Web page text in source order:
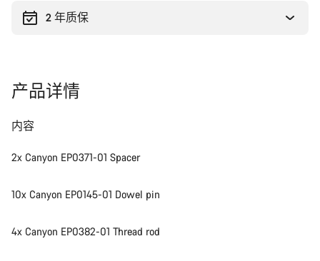
2 年质保
产品详情
内容
2x Canyon EP0371-01 Spacer
10x Canyon EP0145-01 Dowel pin
4x Canyon EP0382-01 Thread rod